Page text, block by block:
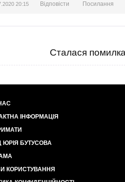
20:15 Відповісти Посилання
Сталася
ІНФОРМАЦІЯ
ЮРІЯ БУТУСОВА
КОРИСТУВАННЯ